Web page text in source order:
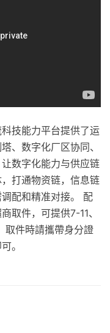
技能力平台提供了运
、数字化厂区协同、
数字化能力与供应链
打通物资链，信息链
配和精准对接。 配
取件，可提供7-11、
取件時請攜帶身分證
。